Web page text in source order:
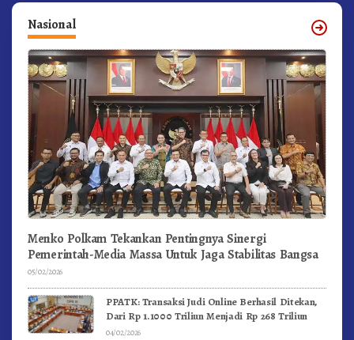
Nasional
Menko Polkam Tekankan Pentingnya Sinergi
Pemerintah-Media Massa Untuk Jaga Stabilitas Bangsa
05/02/2026
PPATK: Transaksi Judi Online Berhasil Ditekan,
Dari Rp 1.1000 Triliun Menjadi Rp 268 Triliun
04/02/2026